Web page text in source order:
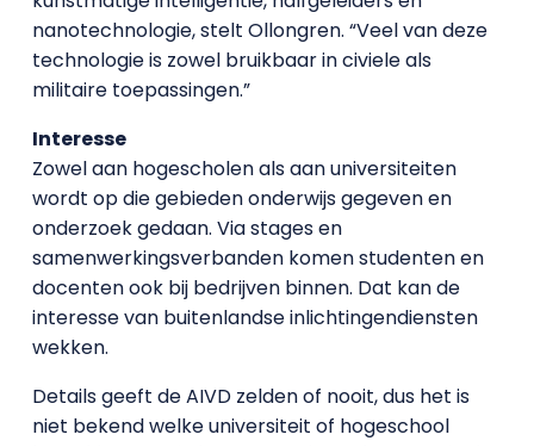
nanotechnologie, stelt Ollongren. “Veel van deze
technologie is zowel bruikbaar in civiele als
militaire toepassingen.”
Interesse
Zowel aan hogescholen als aan universiteiten
wordt op die gebieden onderwijs gegeven en
onderzoek gedaan. Via stages en
samenwerkingsverbanden komen studenten en
docenten ook bij bedrijven binnen. Dat kan de
interesse van buitenlandse inlichtingendiensten
wekken.
Details geeft de AIVD zelden of nooit, dus het is
niet bekend welke universiteit of hogeschool